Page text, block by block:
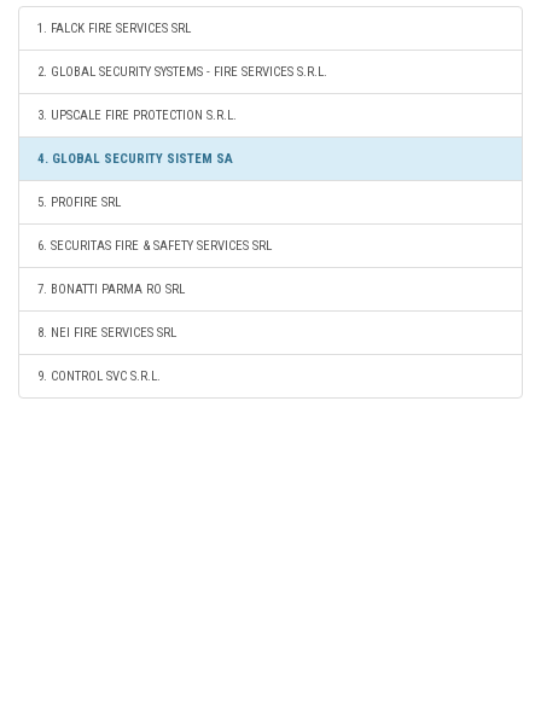
1. FALCK FIRE SERVICES SRL
2. GLOBAL SECURITY SYSTEMS - FIRE SERVICES S.R.L.
3. UPSCALE FIRE PROTECTION S.R.L.
4. GLOBAL SECURITY SISTEM SA
5. PROFIRE SRL
6. SECURITAS FIRE & SAFETY SERVICES SRL
7. BONATTI PARMA RO SRL
8. NEI FIRE SERVICES SRL
9. CONTROL SVC S.R.L.